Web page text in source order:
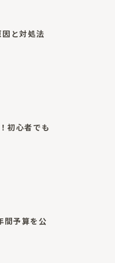
と対処法
初心者でも
間予算を公